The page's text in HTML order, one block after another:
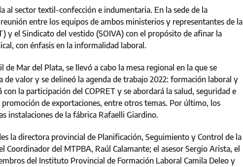
al sector textil-confección e indumentaria. En la sede de la
entre los equipos de ambos ministerios y representantes de la
y el Sindicato del vestido (SOIVA) con el propósito de afinar la
con énfasis en la informalidad laboral.
de Mar del Plata, se llevó a cabo la mesa regional en la que se
de valor y se delineó la agenda de trabajo 2022: formación laboral y
la participación del COPRET y se abordará la salud, seguridad e
de exportaciones, entre otros temas. Por último, los
instalaciones de la fábrica Rafaelli Giardino.
la directora provincial de Planificación, Seguimiento y Control de la
Coordinador del MTPBA, Raúl Calamante; el asesor Sergio Arista, el
del Instituto Provincial de Formación Laboral Camila Deleo y